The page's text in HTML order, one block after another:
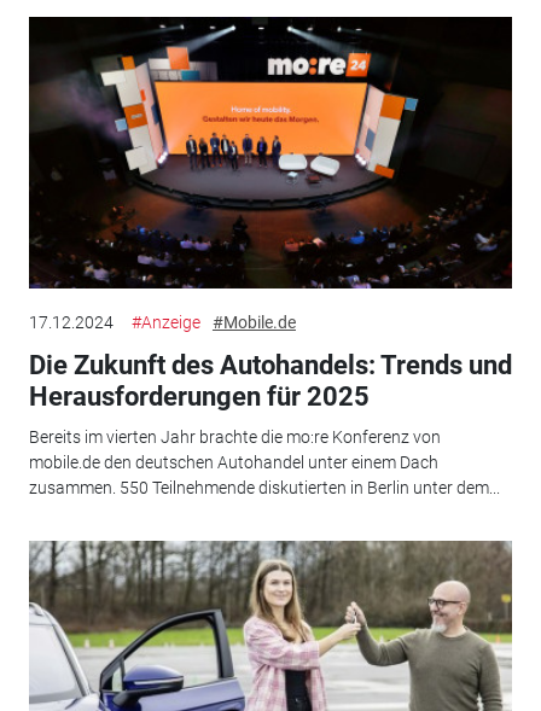
17.12.2024 #Anzeige #Mobile.de
Die Zukunft des Autohandels: Trends und
Herausforderungen für 2025
Bereits im vierten Jahr brachte die mo:re Konferenz von
mobile.de den deutschen Autohandel unter einem Dach
zusammen. 550 Teilnehmende diskutierten in Berlin unter dem...